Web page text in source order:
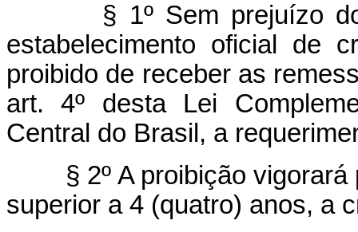
§ 1º Sem prejuízo
estabelecimento oficial de
proibido de receber as
art. 4º desta Lei
Central do Brasil, a
§ 2º A proibição
superior a 4 (quatro) anos, a